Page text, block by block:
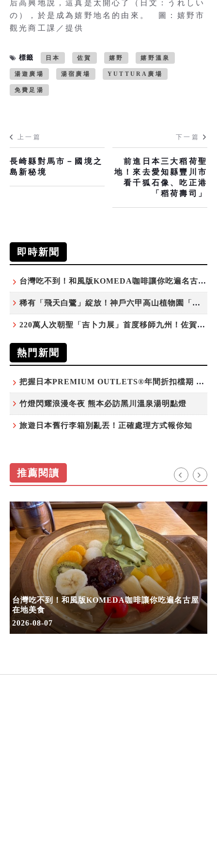
后高興地說，這真是太開心了（日文：うれしい
の），於是成為嬉野地名的由來。 圖：嬉野市
觀光商工課／提供
標籤 日本 佐賀 嬉野 嬉野溫泉
湯遊廣場 湯宿廣場 YUTTURA廣場
免費足湯
上一篇
長崎縣對馬市－國境之
島新秘境
下一篇
前進日本三大稻荷聖
地！來去愛知縣豐川市
看千狐石像、吃正港
「稻荷壽司」
即時新聞
台灣吃不到！和風版KOMEDA咖啡讓你吃遍名古屋在地美食
稀有「飛天白鷺」綻放！神戶六甲高山植物園「鷺草」珍貴現身
220萬人次朝聖「吉卜力展」首度移師九州！佐賀站早鳥平日套票8/10搶先開賣
熱門新聞
把握日本PREMIUM OUTLETS®年間折扣檔期 越買越划算
竹燈閃耀浪漫冬夜 熊本必訪黑川溫泉湯明點燈
旅遊日本舊行李箱別亂丟！正確處理方式報你知
推薦閱讀
台灣吃不到！和風版KOMEDA咖啡讓你吃遍名古屋
在地美食
2026-08-07